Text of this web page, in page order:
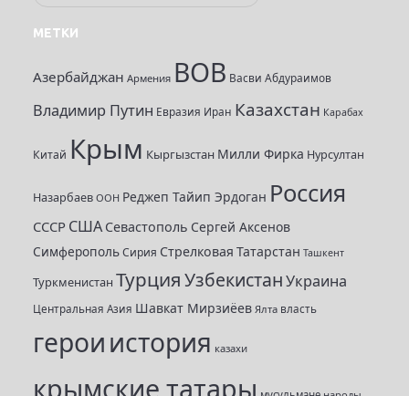
и
:
МЕТКИ
Азербайджан Армения ВОВ Васви Абдураимов
Владимир Путин Евразия Иран Казахстан Карабах
Китай Крым Кыргызстан Милли Фирка Нурсултан
Назарбаев ООН Реджеп Тайип Эрдоган Россия
СССР США Севастополь Сергей Аксенов
СимферопольСирия Стрелковая Татарстан Ташкент
Туркменистан ТурцияУзбекистанУкраина
Центральная Азия Шавкат Мирзиёев Ялта власть
героиистория казахи
крымские татары